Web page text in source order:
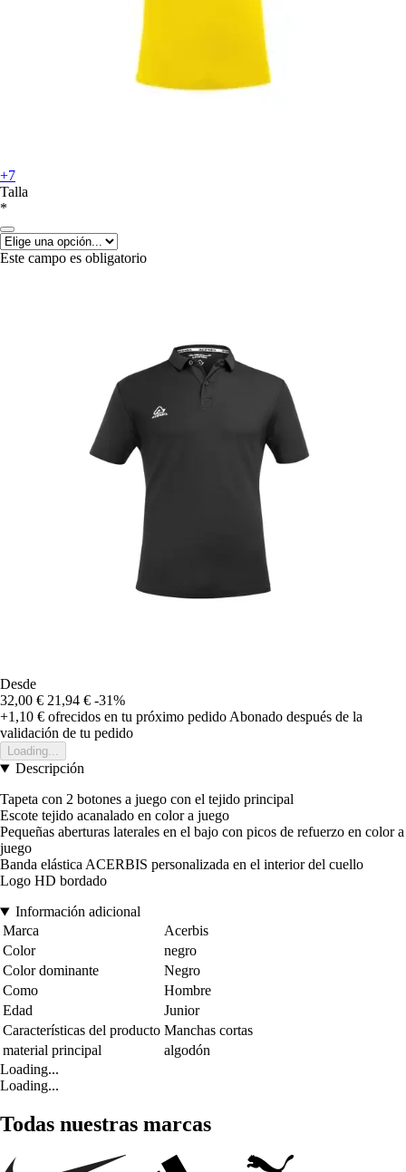
+7
Talla
*
Este campo es obligatorio
Desde
32,00 € 21,94 € -31%
+1,10 € ofrecidos en tu próximo pedido Abonado después de la
validación de tu pedido
Loading...
Descripción
Tapeta con 2 botones a juego con el tejido principal
Escote tejido acanalado en color a juego
Pequeñas aberturas laterales en el bajo con picos de refuerzo en color a
juego
Banda elástica ACERBIS personalizada en el interior del cuello
Logo HD bordado
Información adicional
Marca
Acerbis
Color
negro
Color dominante
Negro
Como
Hombre
Edad
Junior
Características del producto Manchas cortas
material principal
algodón
Loading...
Loading...
Todas nuestras marcas